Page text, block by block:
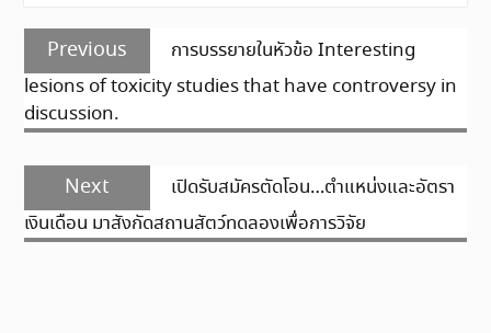
แนะแนว
เรื่อง
Previous
Previous
post:
การบรรยายในหัวข้อ Interesting
lesions of toxicity studies that have controversy in
discussion.
Next
Next
post:
เปิดรับสมัครตัดโอน…ตำแหน่งและอัตรา
เงินเดือน มาสังกัดสถานสัตว์ทดลองเพื่อการวิจัย